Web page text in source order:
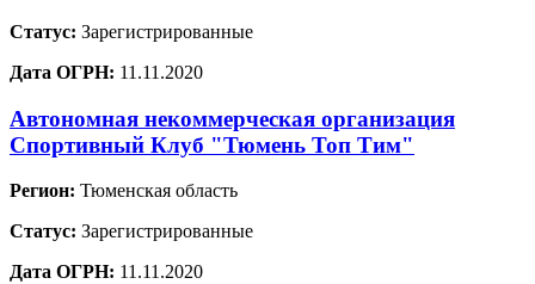
Статус: Зарегистрированные
Дата ОГРН: 11.11.2020
Автономная некоммерческая организация
Спортивный Клуб "Тюмень Топ Тим"
Регион: Тюменская область
Статус: Зарегистрированные
Дата ОГРН: 11.11.2020